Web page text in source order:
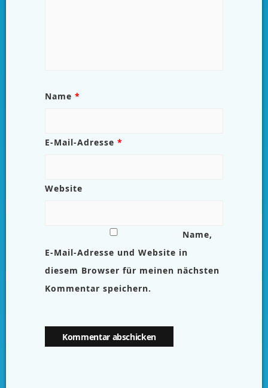
Name *
E-Mail-Adresse *
Website
Name,
E-Mail-Adresse und Website in
diesem Browser für meinen nächsten
Kommentar speichern.